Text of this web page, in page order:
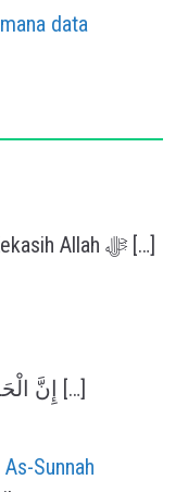
data
Ujian Berat di Penghujung Usia Kekasih Allah ﷻ […]
[…]
Sunnah